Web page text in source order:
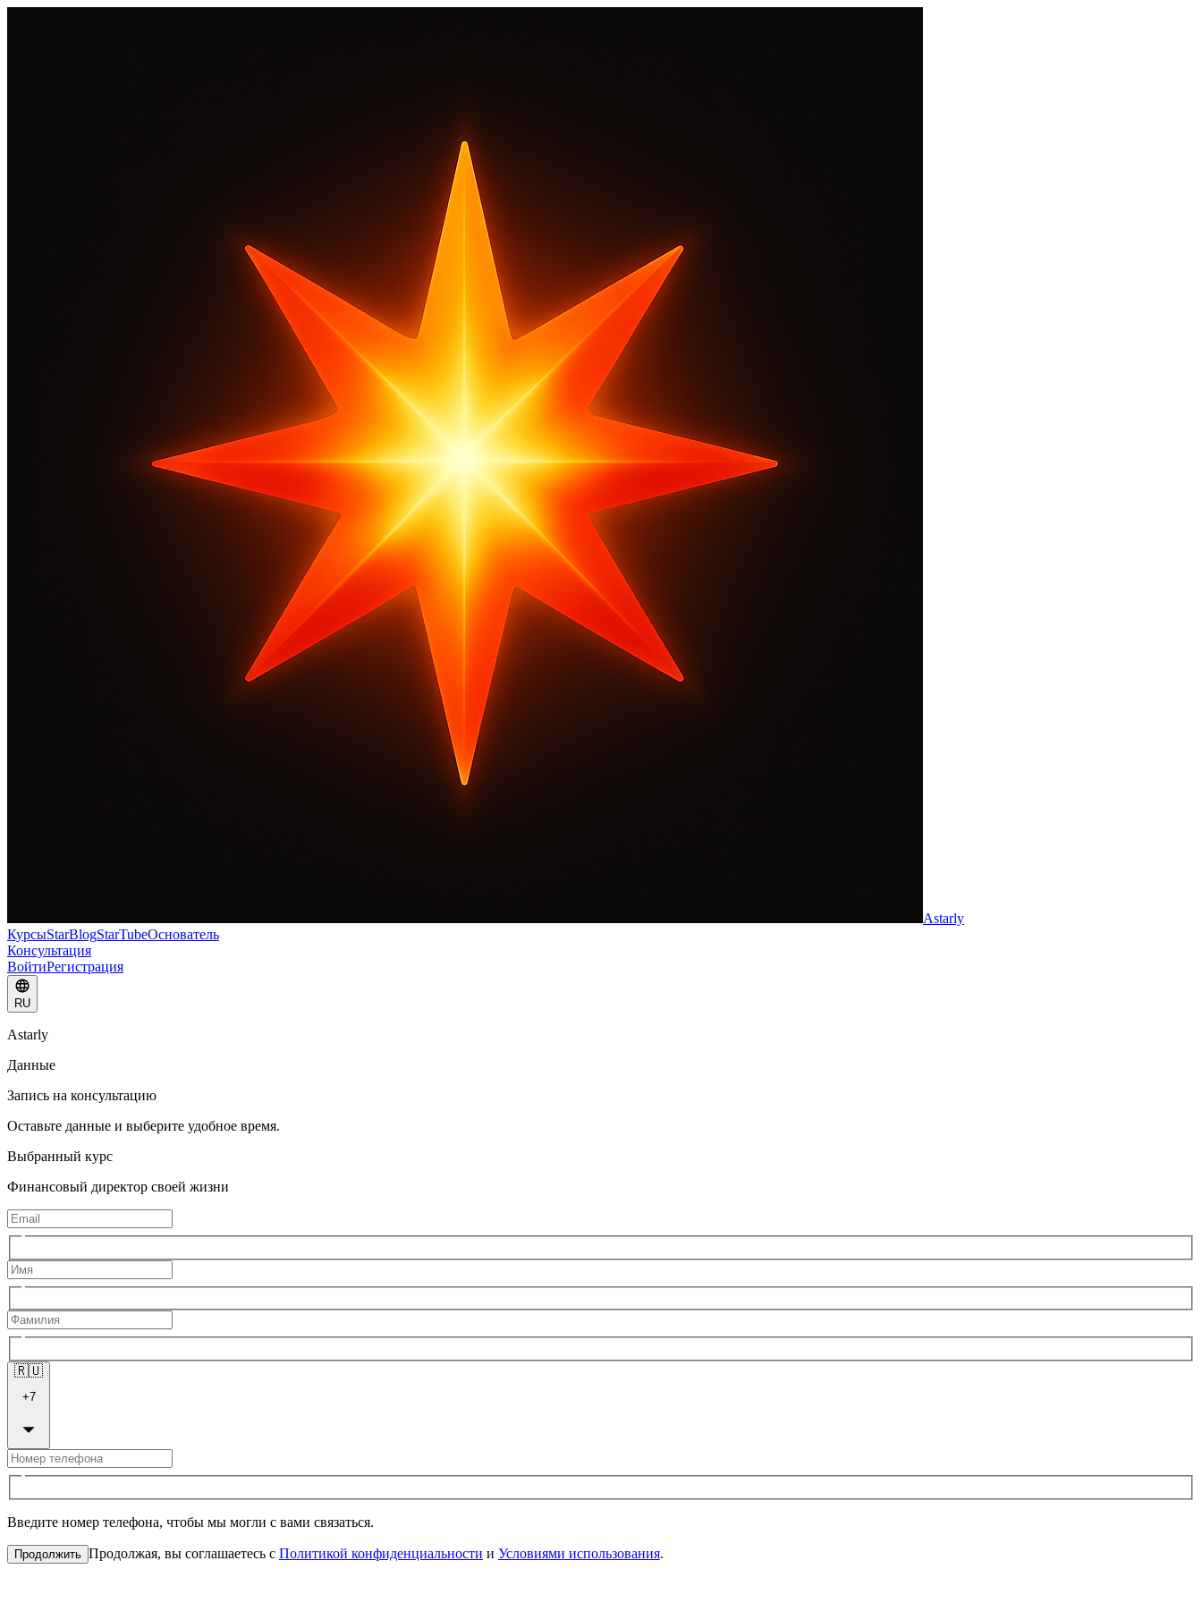
Astarly
КурсыStarBlogStarTubeОснователь
Консультация
ВойтиРегистрация
RU
Astarly
Данные
Запись на консультацию
Оставьте данные и выберите удобное время.
Выбранный курс
Финансовый директор своей жизни
🇷🇺
+7
Введите номер телефона, чтобы мы могли с вами связаться.
Продолжить Продолжая, вы соглашаетесь с Политикой конфиденциальности и Условиями использования.